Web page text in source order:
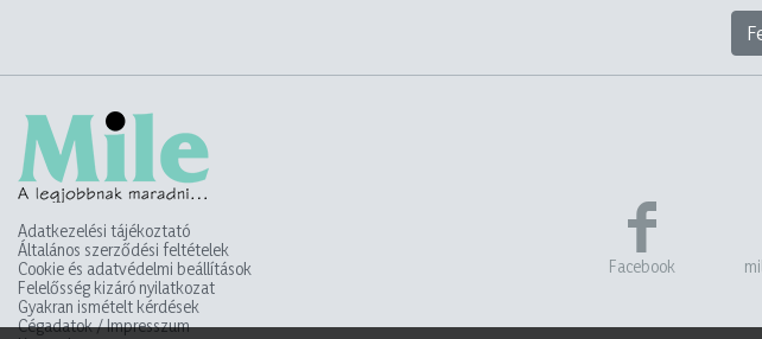
Adatkezelési tájékoztató
Általános szerződési feltételek
Cookie és adatvédelmi beállítások
Felelősség kizáró nyilatkozat
Gyakran ismételt kérdések
Cégadatok / Impresszum
Facebook